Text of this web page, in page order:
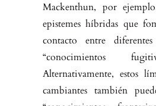
Mackenthun, por
epistemes híbridas que
contacto entre
“conocimientos
Alternativamente, estos
cambiantes también